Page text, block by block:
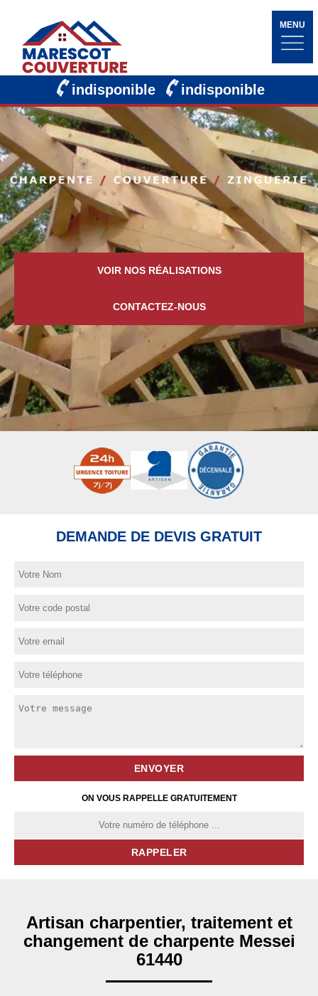
MENU
indisponible indisponible
VOIR NOS RÉALISATIONS
CONTACTEZ-NOUS
DEMANDE DE DEVIS GRATUIT
ON VOUS RAPPELLE GRATUITEMENT
Artisan charpentier, traitement et
changement de charpente Messei
61440